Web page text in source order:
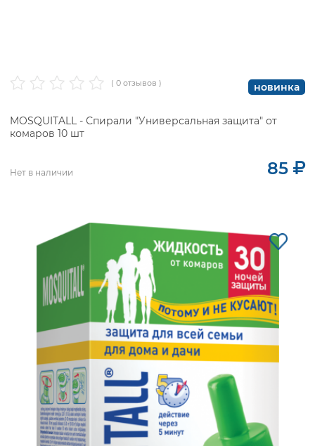
( 0 отзывов ) новинка
MOSQUITALL - Спирали "Универсальная защита" от
комаров 10 шт
Нет в наличии 85